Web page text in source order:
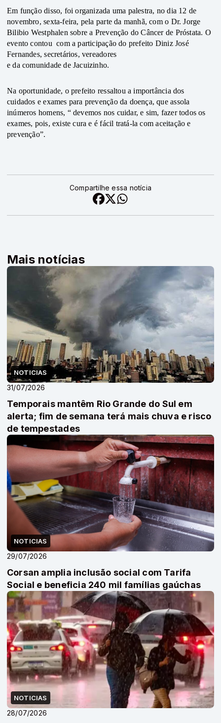
Em função disso, foi organizada uma palestra, no dia 12 de
novembro, sexta-feira, pela parte da manhã, com o Dr. Jorge
Bilibio Westphalen sobre a Prevenção do Câncer de Próstata. O
evento contou  com a participação do prefeito Diniz José
Fernandes, secretários, vereadores
e da comunidade de Jacuizinho.
Na oportunidade, o prefeito ressaltou a importância dos
cuidados e exames para prevenção da doença, que assola
inúmeros homens, “ devemos nos cuidar, e sim, fazer todos os
exames, pois, existe cura e é fácil tratá-la com aceitação e
prevenção”.
Compartilhe essa notícia
Mais notícias
NOTICIAS
31/07/2026
Temporais mantêm Rio Grande do Sul em
alerta; fim de semana terá mais chuva e risco
de tempestades
NOTICIAS
29/07/2026
Corsan amplia inclusão social com Tarifa
Social e beneficia 240 mil famílias gaúchas
NOTICIAS
28/07/2026